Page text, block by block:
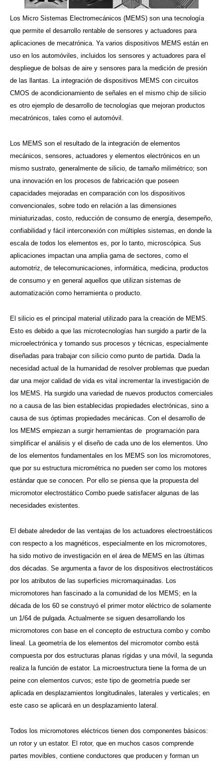
Los Micro Sistemas Electromecánicos (MEMS) son una tecnología
que permite el desarrollo rentable de sensores y actuadores para
aplicaciones de mecatrónica. Ya varios dispositivos MEMS están en
uso en los automóviles, incluidos los sensores y actuadores para el
despliegue de bolsas de aire y sensores para la medición de presión
de las llantas. La integración de dispositivos MEMS con circuitos
CMOS de acondicionamiento de señales en el mismo chip de silicio
es otro ejemplo de desarrollo de tecnologías que mejoran productos
mecatrónicos, tales como el automóvil.
Los MEMS son el resultado de la integración de elementos
mecánicos, sensores, actuadores y elementos electrónicos en un
mismo sustrato, generalmente de silicio, de tamaño milimétrico; son
una innovación en los procesos de fabricación que poseen
capacidades mejoradas en comparación con los dispositivos
convencionales, sobre todo en relación a las dimensiones
miniaturizadas, costo, reducción de consumo de energía, desempeño,
confiabilidad y fácil interconexión con múltiples sistemas, en donde la
escala de todos los elementos es, por lo tanto, microscópica. Sus
aplicaciones impactan una amplia gama de sectores, como el
automotriz, de telecomunicaciones, informática, medicina, productos
de consumo y en general aquellos que utilizan sistemas de
automatización como herramienta o producto.
El silicio es el principal material utilizado para la creación de MEMS.
Esto es debido a que las microtecnologías han surgido a partir de la
microelectrónica y tomando sus procesos y técnicas, especialmente
diseñadas para trabajar con silicio como punto de partida. Dada la
necesidad actual de la humanidad de resolver problemas que puedan
dar una mejor calidad de vida es vital incrementar la investigación de
los MEMS. Ha surgido una variedad de nuevos productos comerciales
no a causa de las bien establecidas propiedades electrónicas, sino a
causa de sus óptimas propiedades mecánicas. Con el desarrollo de
los MEMS empiezan a surgir herramientas de programación para
simplificar el análisis y el diseño de cada uno de los elementos. Uno
de los elementos fundamentales en los MEMS son los micromotores,
que por su estructura micrométrica no pueden ser como los motores
estándar que se conocen. Por ello se piensa que la propuesta del
micromotor electrostático Combo puede satisfacer algunas de las
necesidades existentes.
El debate alrededor de las ventajas de los actuadores electroestáticos
con respecto a los magnéticos, especialmente en los micromotores,
ha sido motivo de investigación en el área de MEMS en las últimas
dos décadas. Se argumenta a favor de los dispositivos electrostáticos
por los atributos de las superficies micromaquinadas. Los
micromotores han fascinado a la comunidad de los MEMS; en la
década de los 60 se construyó el primer motor eléctrico de solamente
un 1/64 de pulgada. Actualmente se siguen desarrollando los
micromotores con base en el concepto de estructura combo y combo
lineal. La geometría de los elementos del micromotor combo está
compuesta por dos estructuras planas rígidas y una móvil, la segunda
realiza la función de estator. La microestructura tiene la forma de un
peine con elementos curvos; este tipo de geometría puede ser
aplicada en desplazamientos longitudinales, laterales y verticales; en
este caso se aplicará en un desplazamiento lateral.
Todos los micromotores eléctricos tienen dos componentes básicos:
un rotor y un estator. El rotor, que en muchos casos comprende
partes movibles, contiene conductores que producen y forman un